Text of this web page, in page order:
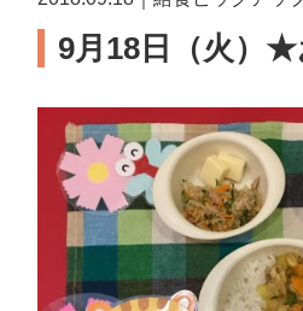
9月18日（火）